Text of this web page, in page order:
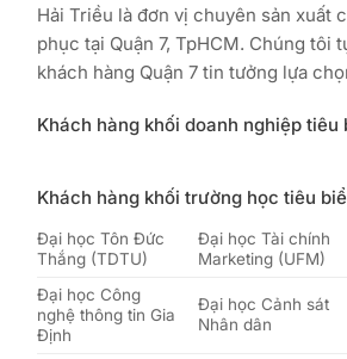
Hải Triều là đơn vị chuyên sản xuất
phục tại Quận 7, TpHCM. Chúng tôi
khách hàng Quận 7 tin tưởng lựa
Khách hàng khối doanh nghiệp tiêu
Khách hàng khối trường học tiêu
Đại học Tôn Đức
Thắng (TDTU)
Đại học Tài chính
Marketing (UFM)
Đại học Công
nghệ thông tin Gia
Định
Đại học Cảnh sát
Nhân dân